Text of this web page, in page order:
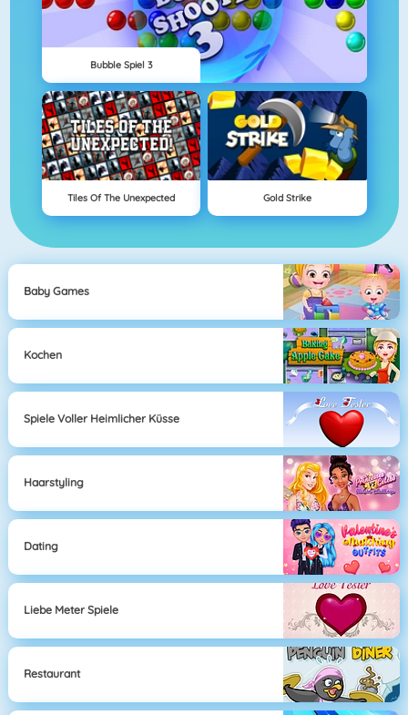
Bubble Spiel 3
Tiles Of The Unexpected Gold Strike
Baby Games
Kochen
Spiele Voller Heimlicher Küsse
Haarstyling
Dating
Liebe Meter Spiele
Restaurant